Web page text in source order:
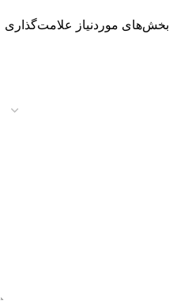
بخش‌های موردنیاز علامت‌گذاری